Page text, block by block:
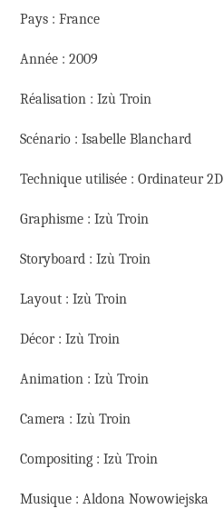
Pays : France
Année : 2009
Réalisation : Izù Troin
Scénario : Isabelle Blanchard
Technique utilisée : Ordinateur 2D
Graphisme : Izù Troin
Storyboard : Izù Troin
Layout : Izù Troin
Décor : Izù Troin
Animation : Izù Troin
Camera : Izù Troin
Compositing : Izù Troin
Musique : Aldona Nowowiejska